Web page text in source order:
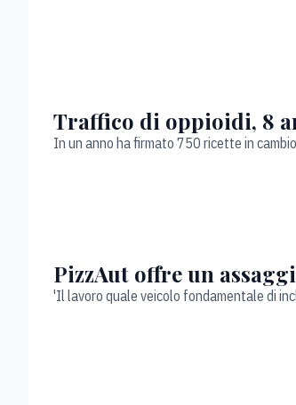
Traffico di oppioidi, 8
In un anno ha firmato 750 ricette in
PizzAut offre un
'Il lavoro quale veicolo fondamentale di